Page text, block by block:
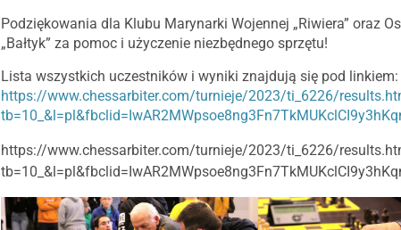
Podziękowania dla Klubu Marynarki Wojennej „Riwiera” oraz
„Bałtyk” za pomoc i użyczenie niezbędnego sprzętu!
Lista wszystkich uczestników i wyniki znajdują się pod linkiem:
https://www.chessarbiter.com/turnieje/2023/ti_6226/
https://www.chessarbiter.com/turnieje/2023/ti_6226/